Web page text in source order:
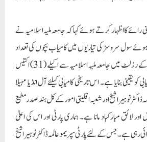
رائے کا اظہار کرتے ہوئے کہا کہ جامعہ ملیہ اسلامیہ نے
ہوئے سول سروسز کی تیاریوں میں کامیاب بچوں کی تعداد
بڑھائی ہے۔ -24 2023 کے رزلٹ میں جامعہ ملیہ اسلامیہ سے اکیلے (31) اکتیس
یقینی بنایا ہے۔ اس تاریخی کامیابی کیلئے آل انڈیا مہیلا
ڈاکٹر نوہیرا شیخ اور شعبہ اقلیتی امور کے کل ہند صدر مطیع
لائق مبارکباد مانا ہے۔ ہماری پارٹی اور اس کی اعلیٰ
رہی ہے۔ جس کے لئے پارٹی سپریمو عالمہ ڈاکٹر نوہیرا شیخ